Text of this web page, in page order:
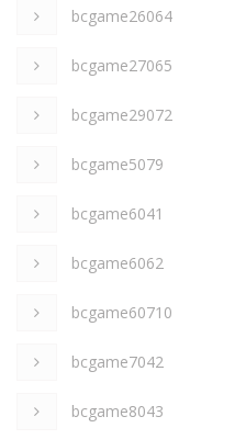
bcgame26064
bcgame27065
bcgame29072
bcgame5079
bcgame6041
bcgame6062
bcgame60710
bcgame7042
bcgame8043